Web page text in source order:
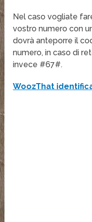
Nel caso vogliate
vostro numero con
dovrà anteporre il
numero, in caso di
invece #67#.
WoozThat